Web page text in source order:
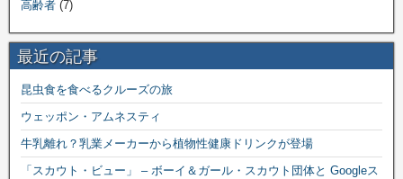
高齢者 (7)
最近の記事
昆虫食を食べるクルーズの旅
ウェッポン・アムネスティ
牛乳離れ？乳業メーカーから植物性健康ドリンクが登場
「スカウト・ビュー」 – ボーイ＆ガール・スカウト団体と Googleス